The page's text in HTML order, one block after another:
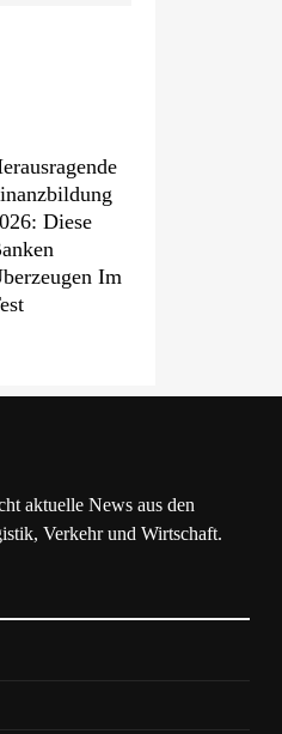
Diese
Im
Über
Einen
aktuelle News aus den
Verkehr und Wirtschaft.